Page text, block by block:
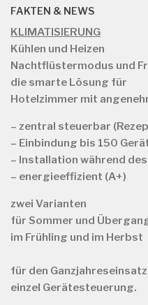
FAKTEN & NEWS
KLIMATISIERUNG
Kühlen und Heizen
Nachtflüstermodus und
die smarte Lösung für
Hotelzimmer mit
– zentral steuerbar
– Einbindung bis 150
– Installation während
– energieeffizient (A+)
zwei Varianten
für Sommer und
im Frühling und im Herbst
für den
einzel Gerätesteuerung.